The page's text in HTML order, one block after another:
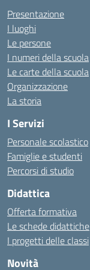
Presentazione
I luoghi
Le persone
I numeri della scuola
Le carte della scuola
Organizzazione
La storia
I Servizi
Personale scolastico
Famiglie e studenti
Percorsi di studio
Didattica
Offerta formativa
Le schede didattiche
I progetti delle classi
Novità